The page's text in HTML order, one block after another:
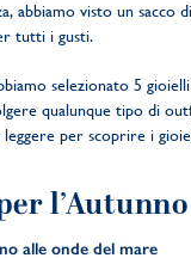
abbiamo visto un sacco
tutti i gusti.
selezionato 5
qualunque tipo di
per scoprire i
l’Autunno
alle onde del mare